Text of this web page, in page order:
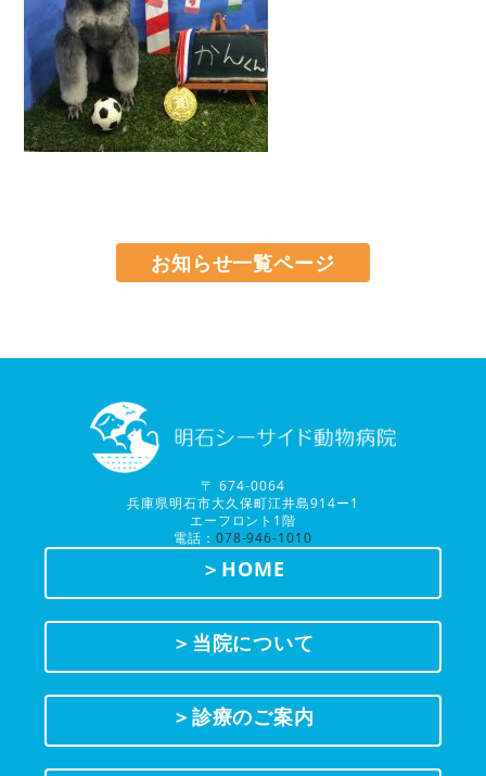
お知らせ一覧ページ
〒 674-0064
兵庫県明石市大久保町江井島914ー1
エーフロント1階
電話： 078-946-1010
＞HOME
＞当院について
＞診療のご案内